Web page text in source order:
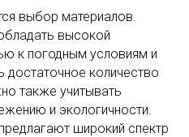
выбор материалов.
высокой
к погодным условиям и
количество
также учитывать
и экологичности.
широкий спектр